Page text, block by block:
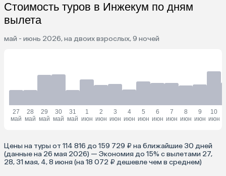
Стоимость туров в Инжекум по дням
вылета
май - июнь 2026, на двоих взрослых, 9 ночей
27
май
28
май
29
май
30
май
31
май
1
июн
2
июн
3
июн
4
июн
5
июн
6
июн
7
июн
8
июн
9
июн
10
июн
Цены на туры от 114 816 до 159 729 ₽ на ближайшие 30 дней
(данные на 26 мая 2026) — Экономия до 15% с вылетами 27,
28, 31 мая, 4, 8 июня (на 18 072 ₽ дешевле чем в среднем)